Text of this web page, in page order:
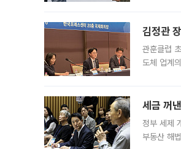
김정관
관훈클럽
도체 업계
세금 꺼
정부 세제
부동산 해